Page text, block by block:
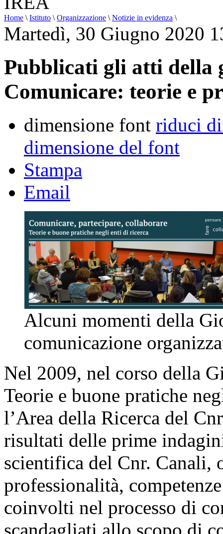
Home \ Istituto \ Organizzazione \ Notizie in evidenza \
Martedì, 30 Giugno 2020
Pubblicati gli atti della
Comunicare: teorie e
dimensione font riduci
dimensione del font
Stampa
Email
Alcuni momenti della
comunicazione
Nel 2009, nel corso della
Teorie e buone pratiche
l’Area della Ricerca del
risultati delle prime
scientifica del Cnr. Canali,
professionalità,
coinvolti nel processo di
scandagliati allo scopo di